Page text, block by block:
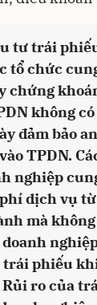
tư trái
tổ chức
chứng
không
đảm bảo
TPDN.
nghiệp
dịch vụ
mà
trái phiếu
ro của